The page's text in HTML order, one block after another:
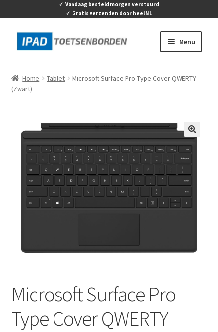
✓ Vandaag besteld morgen verstuurd
✓ Gratis verzenden door heel NL
door
navigatie
naar
inhoud
Menu
Apple
Activity tracker & Smartwaches
Contact
Home Tablet
Microsoft Surface Pro Type Cover QWERTY
(Zwart)
Microsoft Surface Pro
Type Cover QWERTY